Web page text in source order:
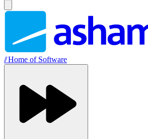
//Home of Software